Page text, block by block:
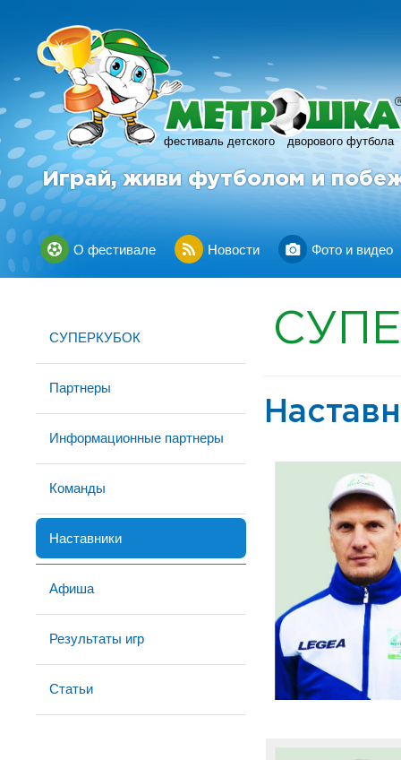
фестиваль детского дворового футбола
R
Играй, живи футболом и
О фестивале Новости Фото и видео
СУПЕРКУБОК
Партнеры
Информационные партнеры
Команды
Наставники
Афиша
Результаты игр
Статьи